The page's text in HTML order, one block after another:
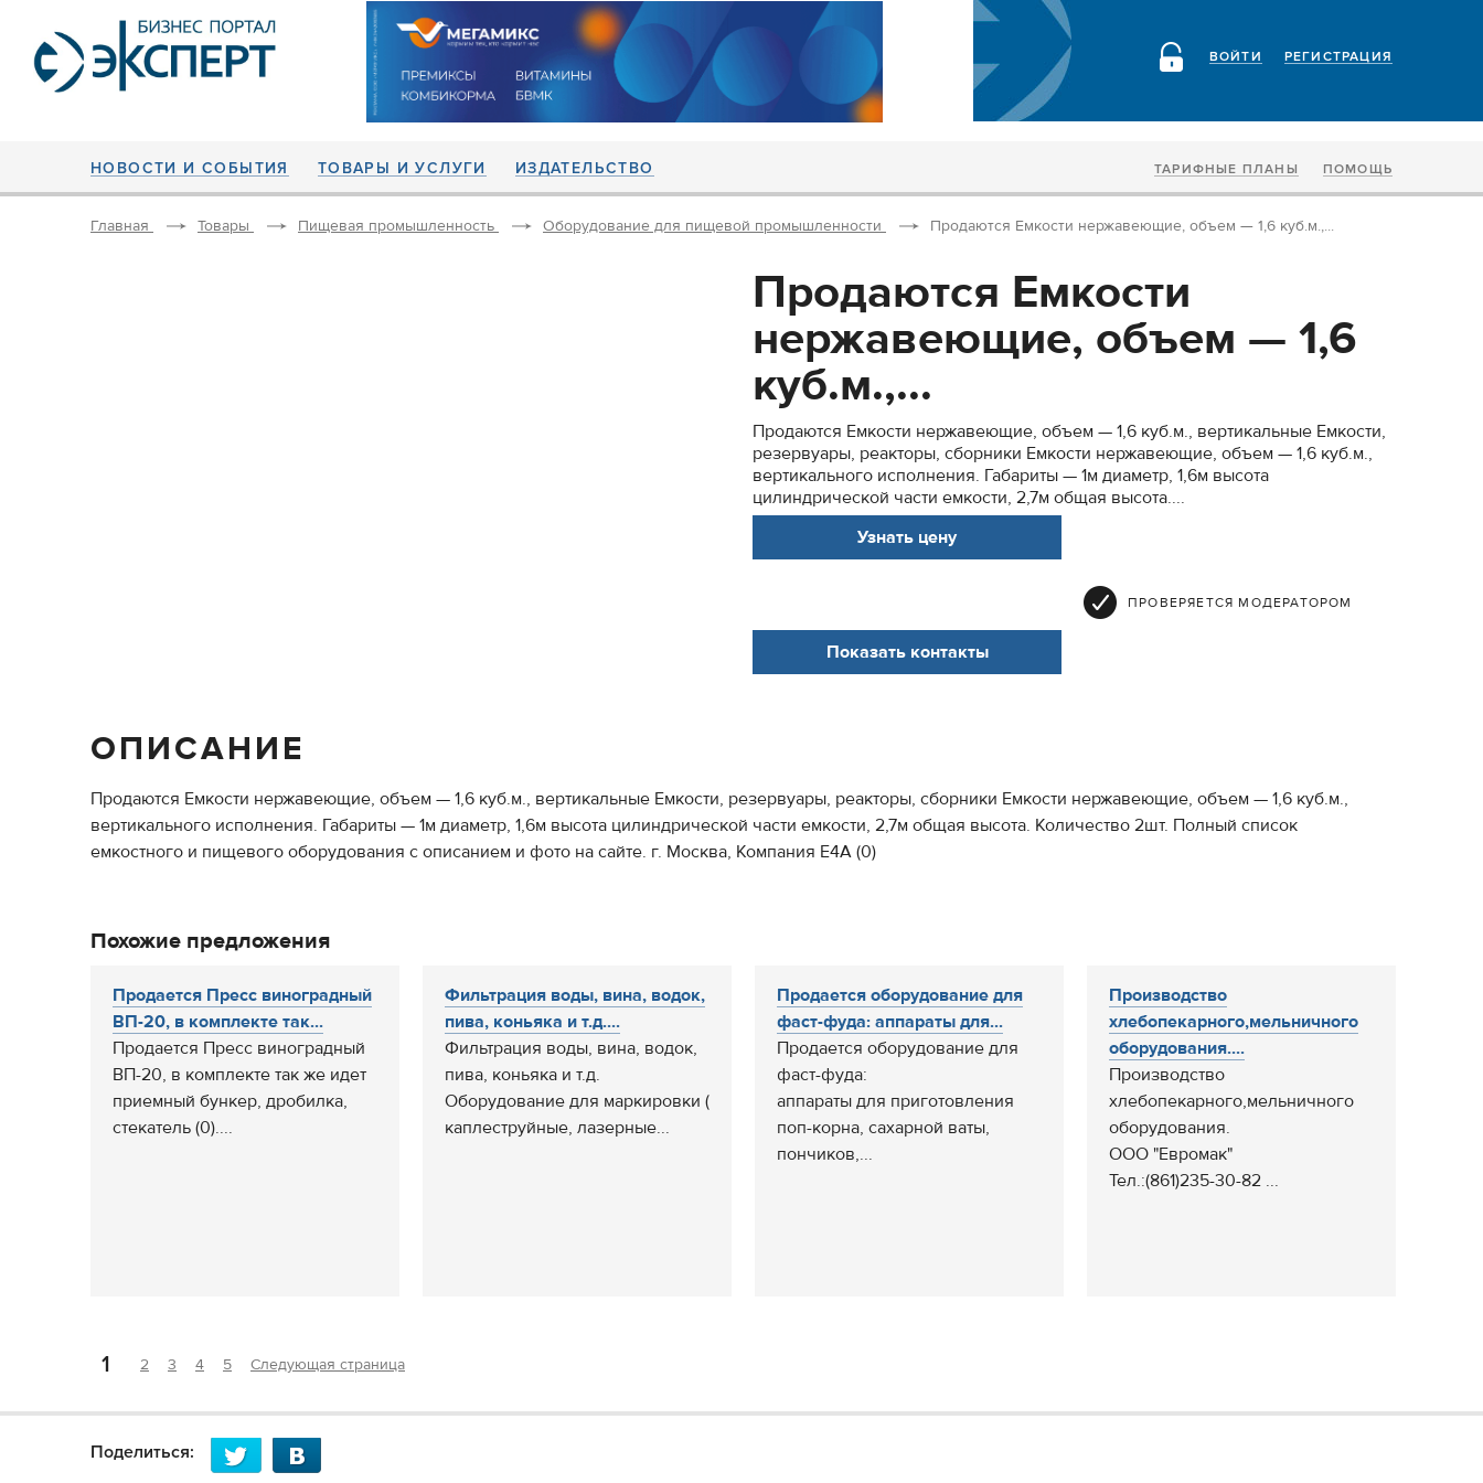
РЕГИСТРАЦИЯ
ВОЙТИ
НОВОСТИ И СОБЫТИЯ ТОВАРЫ И УСЛУГИ ИЗДАТЕЛЬСТВО ТАРИФНЫЕ ПЛАНЫ ПОМОЩЬ
Главная Товары Пищевая промышленность Оборудование для пищевой промышленности Продаются Емкости нержавеющие, объем — 1,6 куб.м.,...
Продаются Емкости
нержавеющие, объем — 1,6
куб.м.,...
Продаются Емкости нержавеющие, объем — 1,6 куб.м., вертикальные Емкости,
резервуары, реакторы, сборники Емкости нержавеющие, объем — 1,6 куб.м.,
вертикального исполнения. Габариты — 1м диаметр, 1,6м высота
цилиндрической части емкости, 2,7м общая высота....
Узнать цену
ПРОВЕРЯЕТСЯ МОДЕРАТОРОМ
Показать контакты
ОПИСАНИЕ
Продаются Емкости нержавеющие, объем — 1,6 куб.м., вертикальные Емкости, резервуары, реакторы, сборники Емкости нержавеющие, объем — 1,6 куб.м.,
вертикального исполнения. Габариты — 1м диаметр, 1,6м высота цилиндрической части емкости, 2,7м общая высота. Количество 2шт. Полный список
емкостного и пищевого оборудования с описанием и фото на сайте. г. Москва, Компания Е4А (0)
Похожие предложения
Продается Пресс виноградный
ВП-20, в комплекте так...
Продается Пресс виноградный
ВП-20, в комплекте так же идет
приемный бункер, дробилка,
стекатель (0)....
Фильтрация воды, вина, водок,
пива, коньяка и т.д....
Фильтрация воды, вина, водок,
пива, коньяка и т.д.
Оборудование для маркировки (
каплеструйные, лазерные...
Продается оборудование для
фаст-фуда: аппараты для...
Продается оборудование для
фаст-фуда:
аппараты для приготовления
поп-корна, сахарной ваты,
пончиков,...
Производство
хлебопекарного,мельничного
оборудования....
Производство
хлебопекарного,мельничного
оборудования.
ООО "Евромак"
Тел.:(861)235-30-82 ...
1 2 3 4 5 Следующая страница
Поделиться: